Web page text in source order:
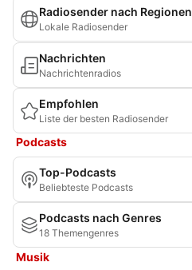
Radiosender nach Regionen
Lokale Radiosender
Nachrichten
Nachrichtenradios
Empfohlen
Liste der besten Radiosender
Podcasts
Top-Podcasts
Beliebteste Podcasts
Podcasts nach Genres
18 Themengenres
Musik